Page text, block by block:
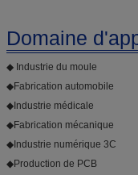
Domaine
◆ Industrie du moule
◆Fabrication automobile
◆Industrie médicale
◆Fabrication mécanique
◆Industrie numérique 3C
◆Production de PCB